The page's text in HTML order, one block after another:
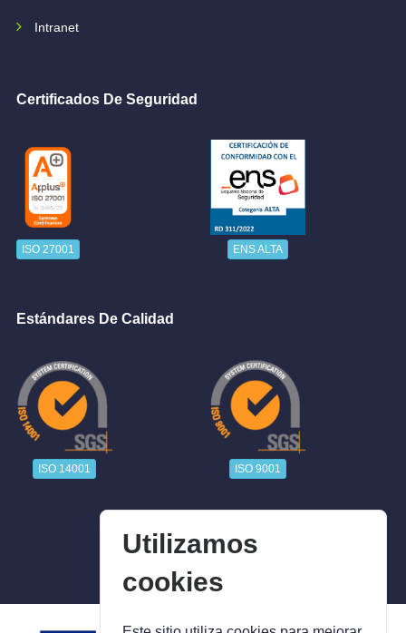
Intranet
Certificados De Seguridad
ISO 27001 ENS ALTA
Estándares De Calidad
ISO 14001 ISO 9001
Utilizamos
cookies